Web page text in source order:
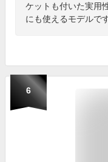
ケットも付いた実用
にも使えるモデルです
6